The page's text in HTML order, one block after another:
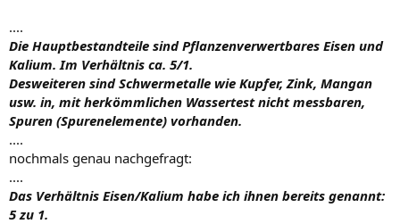
....
Die Hauptbestandteile sind Pflanzenverwertbares Eisen und
Kalium. Im Verhältnis ca. 5/1.
Desweiteren sind Schwermetalle wie Kupfer, Zink, Mangan
usw. in, mit herkömmlichen Wassertest nicht messbaren,
Spuren (Spurenelemente) vorhanden.
....
nochmals genau nachgefragt:
....
Das Verhältnis Eisen/Kalium habe ich ihnen bereits genannt:
5 zu 1.